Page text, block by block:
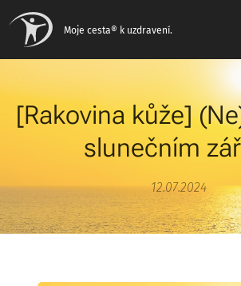
Moje cesta® k uzdravení.
[Rakovina kůže]
slunečním
12.07.2024